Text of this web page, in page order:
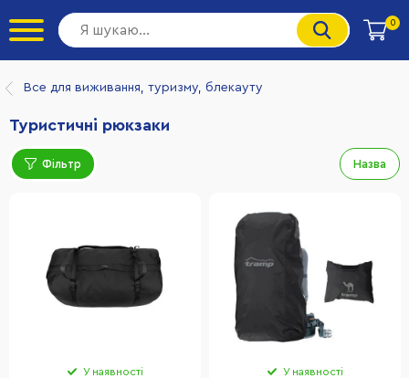
0
Все для виживання, туризму, блекауту
Туристичні рюкзаки
Фільтр Назва
У наявності У наявності